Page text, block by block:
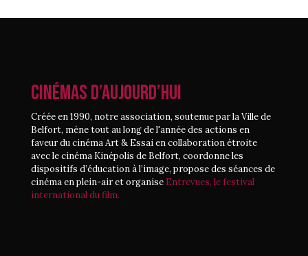
CINÉMAS D’AUJOURD’HUI
Créée en 1990, notre association, soutenue par la Ville de
Belfort, mène tout au long de l'année des actions en
faveur du cinéma Art & Essai en collaboration étroite
avec le cinéma Kinépolis de Belfort, coordonne les
dispositifs d’éducation à l’image, propose des séances de
cinéma en plein-air et organise Entrevues, le festival
international du film.